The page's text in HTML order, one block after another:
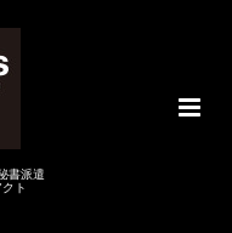
書派遣
ト